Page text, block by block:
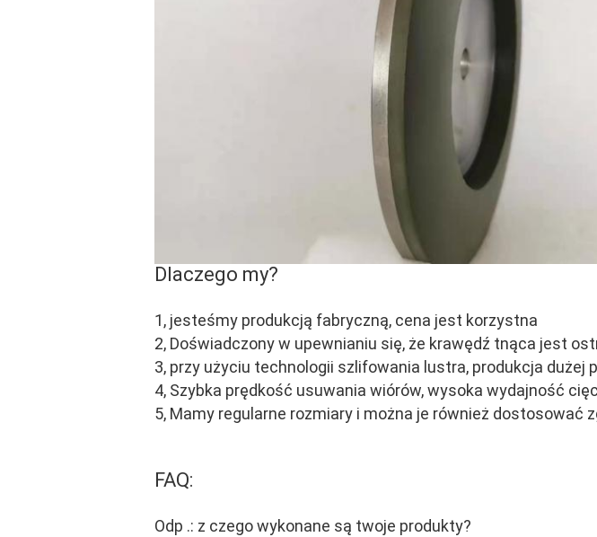
Dlaczego my?
1, jesteśmy produkcją fabryczną, cena jest korzystna
2, Doświadczony w upewnianiu się, że krawędź tnąca jest
3, przy użyciu technologii szlifowania lustra, produkcja dużej
4, Szybka prędkość usuwania wiórów, wysoka wydajność
5, Mamy regularne rozmiary i można je również dostosować
FAQ:
Odp .: z czego wykonane są twoje produkty?